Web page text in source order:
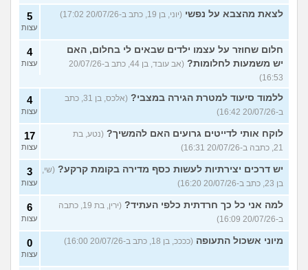
לצאת מהצבא על נפשי (יוני, בן 19, כתב ב-20/07/26 17:02) 5
עצות
חלום שחוזר על עצמו ילדים שבאים לי בחלום, האם
יש משמעות לחלומות?
(אב עובד, בן 44, כתב ב-20/07/26
16:53)
4
עצות
ללמוד סיעוד למטרת הגירה במצבי?
(אלכס, בן 31, כתב
ב-20/07/26 16:42)
4
עצות
לוקח אותי לדייטים גרועים האם להמשיך? (נטע, בת
21, כתבה ב-20/07/26 16:31)
17
עצות
יש דרכים יצירתיות לעשות כסף מדירה בקומת קרקע? (שי,
בן 23, כתב ב-20/07/26 16:20)
3
עצות
למה אני כל כך חרדתית כלפי העתיד?
(ירין, בת 19, כתבה
ב-20/07/26 16:09)
6
עצות
מיוני אשכול התעופה (ככככ, בן 18, כתב ב-20/07/26 16:00) 0
עצות